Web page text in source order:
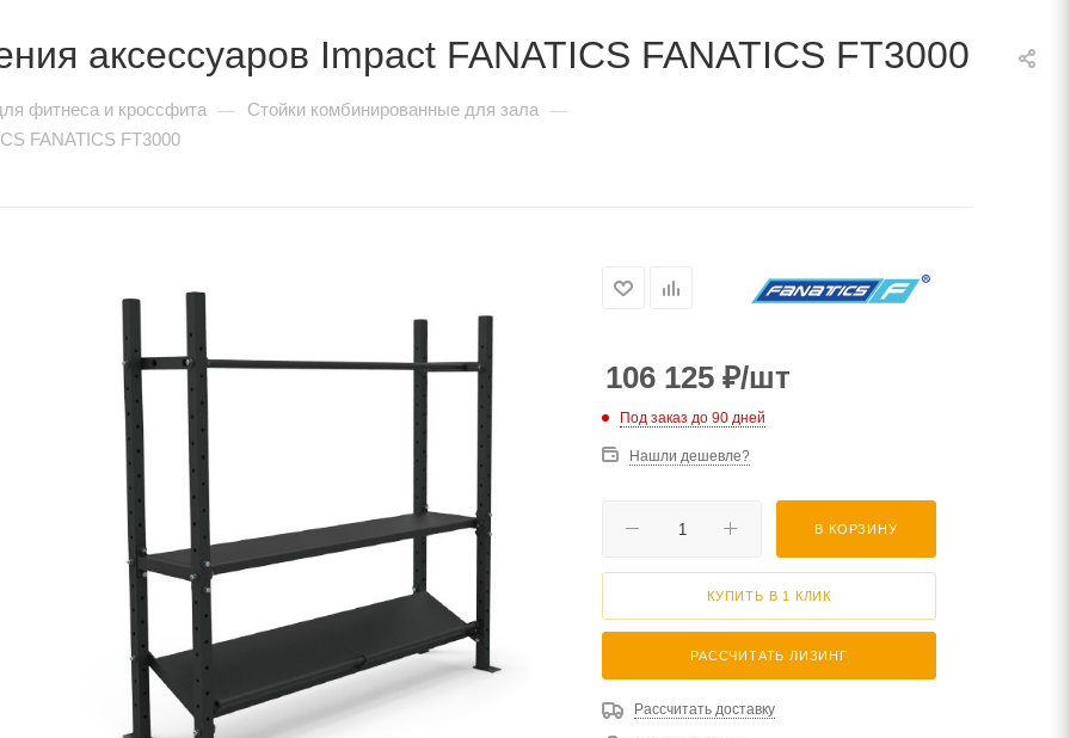
аксессуаров Impact FANATICS FANATICS FT3000
фитнеса и кроссфита — Стойки комбинированные для зала —
FANATICS FT3000
106 125 ₽/шт
Под заказ до 90 дней
Нашли дешевле?
В КОРЗИНУ
КУПИТЬ В 1 КЛИК
РАССЧИТАТЬ ЛИЗИНГ
Рассчитать доставку